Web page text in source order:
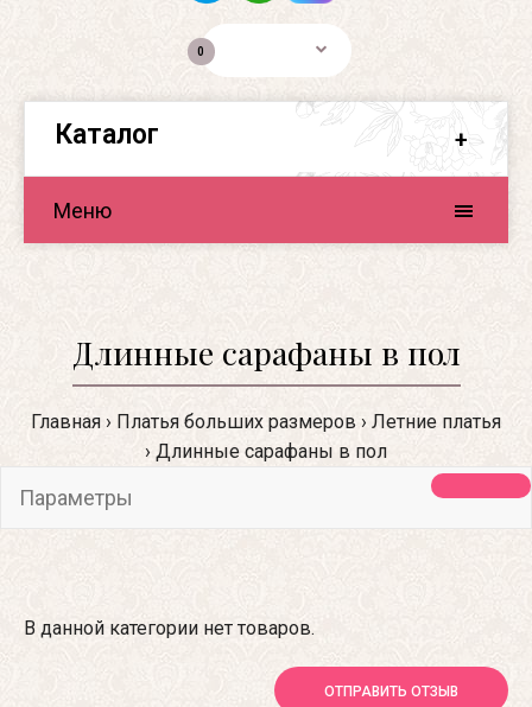
0
Каталог
Меню
Длинные сарафаны в пол
Главная Платья больших размеров
Летние платья
Длинные сарафаны в пол
Параметры
В данной категории нет товаров.
ОТПРАВИТЬ ОТЗЫВ